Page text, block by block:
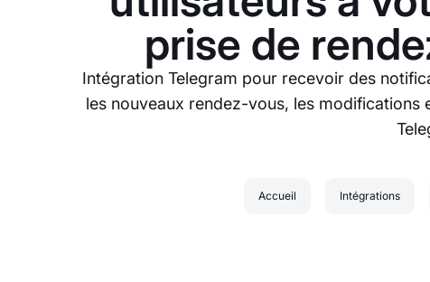
prise de
Intégration Telegram pour recevoir des
les nouveaux rendez-vous, les
Accueil Intégrations